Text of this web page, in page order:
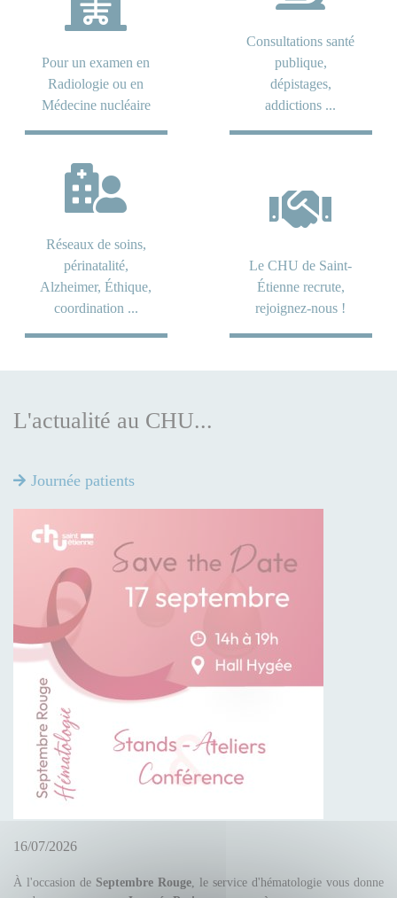
Pour un examen en
Radiologie ou en
Médecine nucléaire
Consultations santé
publique,
dépistages,
addictions ...
Réseaux de soins,
périnatalité,
Alzheimer, Éthique,
coordination ...
Le CHU de Saint-
Étienne recrute,
rejoignez-nous !
L'actualité au CHU...
Journée patients
16/07/2026
À l'occasion de Septembre Rouge , le service d'hématologie vous donne